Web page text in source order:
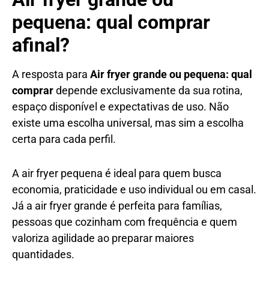
pequena: qual comprar
afinal?
A resposta para Air fryer grande ou pequena: qual
comprardepende exclusivamente da sua rotina,
espaço disponível e expectativas de uso. Não
existe uma escolha universal, mas sim a escolha
certa para cada perfil.
A air fryer pequena é ideal para quem busca
economia, praticidade e uso individual ou em casal.
Já a air fryer grande é perfeita para famílias,
pessoas que cozinham com frequência e quem
valoriza agilidade ao preparar maiores
quantidades.